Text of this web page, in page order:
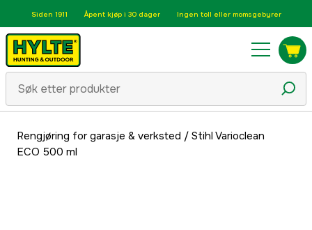
Siden 1911 Åpent kjøp i 30 dager Ingen toll eller momsgebyrer
Rengjøring for garasje & verksted / Stihl Varioclean
ECO 500 ml